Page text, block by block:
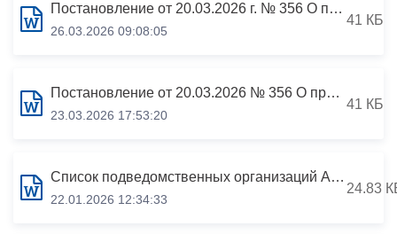
Постановление от 20.03.2026 г. № 356 О признании утратившим силу постановления АМС г.Владикавказа от 07.10.2025 №1603 «Об утверждении Порядка рассмотрения обращений граждан и юридических лиц о фактах коррупционных правонарушений, совершенных муниципальным
26.03.2026 09:08:05
41 КБ
Постановление от 20.03.2026 № 356 О признании утратившим силу постановления АМС г.Владикавказа от 07.10.2025 №1603 «Об утверждении Порядка рассмотрения обращений граждан и юридических лиц о фактах коррупционных правонарушений
23.03.2026 17:53:20
41 КБ
Список подведомственных организаций АМС г.Владикавказа
22.01.2026 12:34:33
24.83